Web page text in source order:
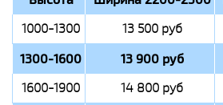
1000-1300 13 500 руб
1300-1600 13 900 руб
1600-1900 14 800 руб